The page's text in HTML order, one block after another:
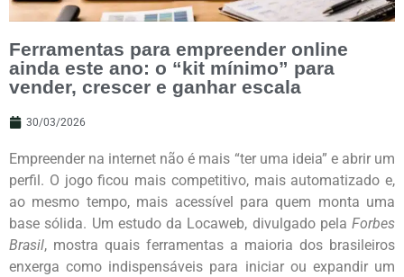
Ferramentas para empreender online
ainda este ano: o “kit mínimo” para
vender, crescer e ganhar escala
30/03/2026
Empreender na internet não é mais “ter uma ideia” e abrir um
perfil. O jogo ficou mais competitivo, mais automatizado e,
ao mesmo tempo, mais acessível para quem monta uma
base sólida. Um estudo da Locaweb, divulgado pela Forbes
Brasil, mostra quais ferramentas a maioria dos brasileiros
enxerga como indispensáveis para iniciar ou expandir um